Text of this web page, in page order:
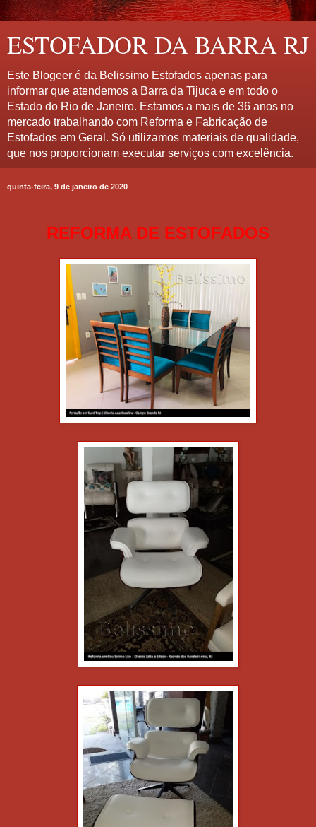
ESTOFADOR DA BARRA RJ
Este Blogeer é da Belissimo Estofados apenas para
informar que atendemos a Barra da Tijuca e em todo o
Estado do Rio de Janeiro. Estamos a mais de 36 anos no
mercado trabalhando com Reforma e Fabricação de
Estofados em Geral. Só utilizamos materiais de qualidade,
que nos proporcionam executar serviços com excelência.
quinta-feira, 9 de janeiro de 2020
REFORMA DE ESTOFADOS